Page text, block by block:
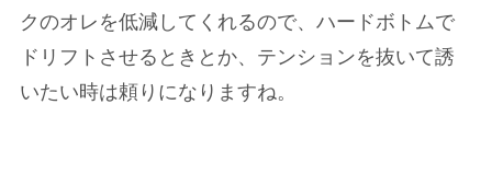
クのオレを低減してくれるので、ハードボトムで
ドリフトさせるときとか、テンションを抜いて誘
いたい時は頼りになりますね。